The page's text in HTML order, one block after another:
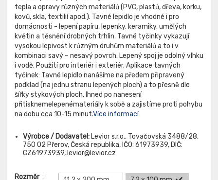
tepla a opravy různých materiálů (PVC, plastů, dřeva, korku,
kovů, skla, textilií apod.). Tavné lepidlo je vhodné i pro
domácnosti - lepení papíru, lepenky, keramiky, umělých
květin a těsnění drobných trhlin. Tavné tyčinky vykazují
vysokou lepivost k různým druhům materiálů a to i v
kombinaci savý – nesavý povrch. Lepený spoj je odolný vlhku
i vodě. Použití pro interiér i exteriér. Aplikace tavných
tyčinek: Tavné lepidlo nanášíme na předem připravený
podklad (na jednu stranu lepených ploch) a to přesně dle
šířky stykových ploch. Ihned po nanesení
přitisknemelepenémateriály k sobě a zajistíme proti pohybu
na dobu cca 10-15 minut.Více informací
Výrobce / Dodavatel: Levior s.r.o., Tovačovská 3488/28,
750 02 Přerov, Česká republika, IČO: 61973939, DIČ:
CZ61973939, levior@levior.cz
Rozměr :